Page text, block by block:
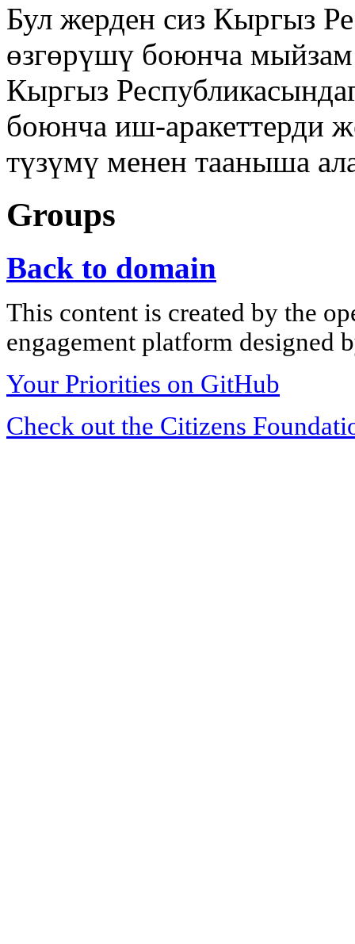
Бул жерден сиз Кыргыз
өзгөрүшү боюнча
Кыргыз
боюнча иш-аракеттерди
түзүмү менен тааныша
Groups
Back to domain
This content is created by the
engagement platform designed
Your Priorities on GitHub
Check out the Citizens